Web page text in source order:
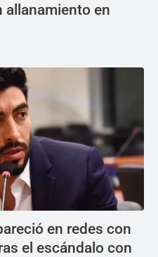
allanamiento en
en redes con
el escándalo con